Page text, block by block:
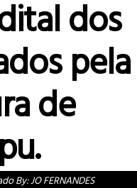
dos
pela
de
By:JO FERNANDES